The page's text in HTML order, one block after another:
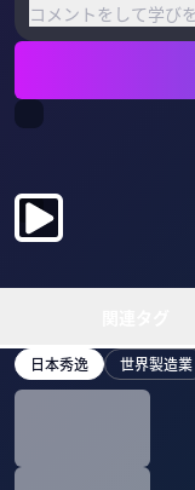
コメントをして学び
日本秀逸 世界製造業